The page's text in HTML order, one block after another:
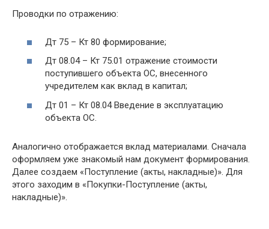
Проводки по отражению:
Дт 75 – Кт 80 формирование;
Дт 08.04 – Кт 75.01 отражение стоимости
поступившего объекта ОС, внесенного
учредителем как вклад в капитал;
Дт 01 – Кт 08.04 Введение в эксплуатацию
объекта ОС.
Аналогично отображается вклад материалами. Сначала
оформляем уже знакомый нам документ формирования.
Далее создаем «Поступление (акты, накладные)». Для
этого заходим в «Покупки-Поступление (акты,
накладные)».